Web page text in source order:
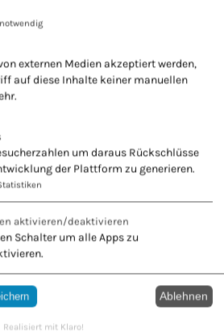
1
der Dermatologie
der Pädiatrie
für Kinder und Jugendliche
externen Medien akzeptiert werden,
auf diese Inhalte keiner manuellen
um daraus Rückschlüsse
der Plattform zu generieren.
aktivieren/deaktivieren
Schalter um alle Apps zu
Ablehnen
Realisiert mit Klaro!